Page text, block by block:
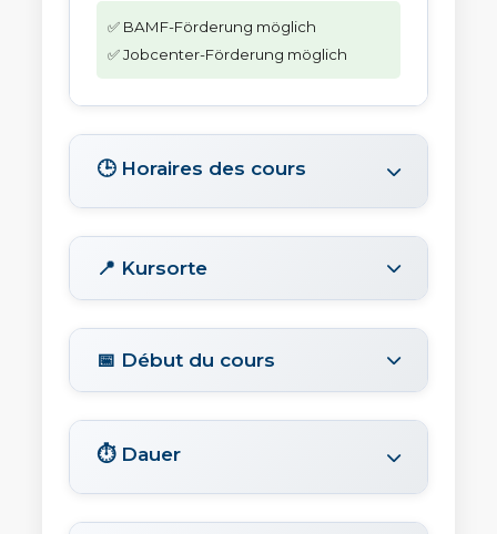
✅ BAMF-Förderung möglich
✅ Jobcenter-Förderung möglich
🕒 Horaires des cours
📍 Kursorte
📅 Début du cours
⏱️ Dauer